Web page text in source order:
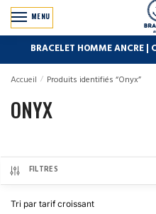
MENU
BRACELET HOMME ANCRE |
Accueil / Produits identifiés “Onyx”
ONYX
FILTRES